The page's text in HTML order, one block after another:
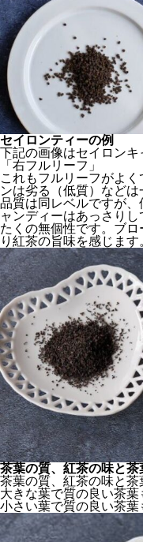
セイロンティーの例
下記の画像はセイロンキ
「右フルリーフ」
これもフルリーフがよ
ンは劣る（低質）などは
品質は同レベルですが
ャンディーはあっさり
たくの無個性です。ブ
り紅茶の旨味を感じます
茶葉の質、紅茶の味と
茶葉の質、紅茶の味と
大きな葉で質の良い茶
小さい葉で質の良い茶